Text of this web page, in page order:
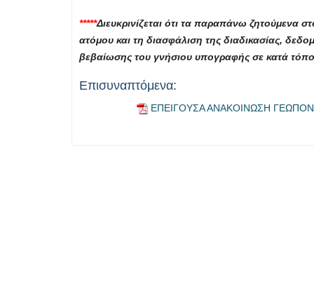
*****Διευκρινίζεται ότι τα παραπάνω ζητούμενα
ατόμου και τη διασφάλιση της διαδικασίας,
βεβαίωσης του γνήσιου υπογραφής σε κατά
Επισυναπτόμενα:
ΕΠΕΙΓΟΥΣΑ ΑΝΑΚΟΙΝΩΣΗ